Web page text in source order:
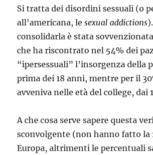
Si tratta dei disordini sessuali (o
all’americana, lesexual addictions
consolidarla è stata
che ha riscontrato nel 54% dei
“ipersessuali” l’insorgenza della
prima dei 18 anni, mentre per il
avveniva nelle età del college, dai
A che cosa serve sapere questa
sconvolgente (non hanno fatto la
Europa, altrimenti le percentuali